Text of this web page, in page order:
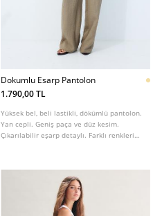
Dokumlu Esarp Pantolon
1.790,00 TL
Yüksek bel, beli lastikli, dökümlü pantolon.
Yan cepli. Geniş paça ve düz kesim.
Çıkarılabilir eşarp detaylı. Farklı renkleri